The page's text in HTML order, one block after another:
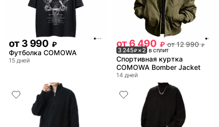
от 3 990 ₽
Футболка COMOWA
15 дней
от 6 490 ₽ от 12 990 ₽
3 245₽× 2 в сплит
Спортивная куртка
COMOWA Bomber Jacket
14 дней